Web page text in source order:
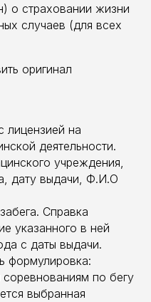
о страховании жизни
случаев (для всех
оригинал
лицензией на
деятельности.
учреждения,
дату выдачи, Ф.И.О
Справка
указанного в ней
с даты выдачи.
формулировка:
по бегу
выбранная